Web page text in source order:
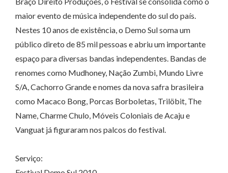
maior evento de música independente do sul do país.
Nestes 10 anos de existência, o Demo Sul soma um
público direto de 85 mil pessoas e abriu um importante
espaço para diversas bandas independentes. Bandas de
renomes como Mudhoney, Nação Zumbi, Mundo Livre
S/A, Cachorro Grande e nomes da nova safra brasileira
como Macaco Bong, Porcas Borboletas, Trilöbit, The
Name, Charme Chulo, Móveis Coloniais de Acaju e
Vanguat já figuraram nos palcos do festival.
Serviço: